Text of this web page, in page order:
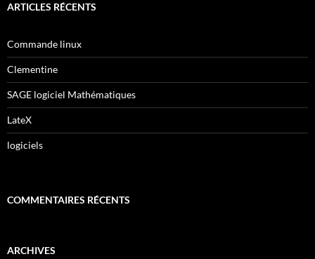
ARTICLES RÉCENTS
Commande linux
Clementine
SAGE logiciel Mathématiques
LateX
logiciels
COMMENTAIRES RÉCENTS
ARCHIVES